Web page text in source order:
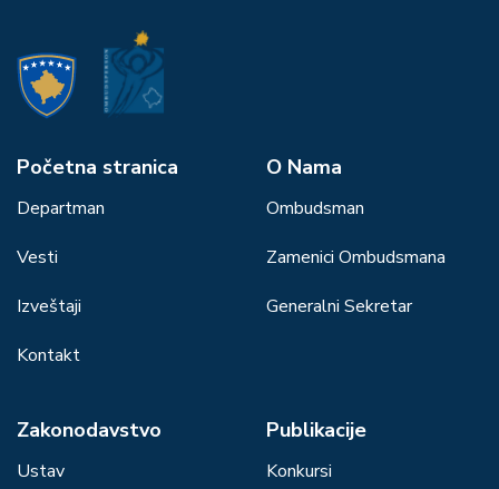
Početna stranica
Departman
Vesti
Izveštaji
Kontakt
О Nama
Ombudsman
Zamenici Ombudsmana
Generalni Sekretar
Zakonodavstvo
Ustav
Publikacije
Konkursi